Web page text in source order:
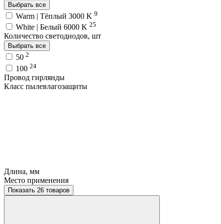
Выбрать все
Warm | Тёплый 3000 K 9
White | Белый 6000 K 25
Количество светодиодов, шт
Выбрать все
50 2
100 24
Провод гирлянды
Класс пылевлагозащиты
Длина, мм
Место применения
Показать 26 товаров